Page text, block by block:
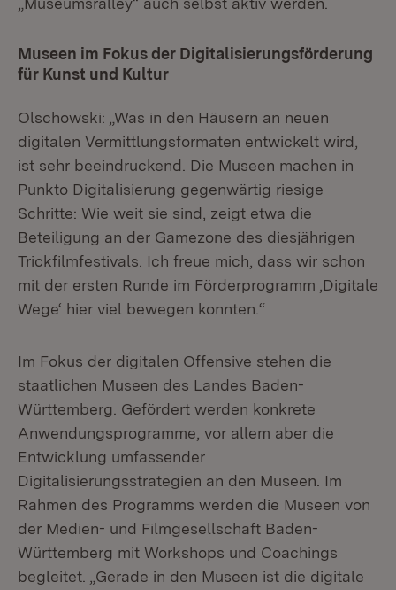
Museen im Fokus der Digitalisierungsförderung
für Kunst und Kultur
Olschowski: „Was in den Häusern an neuen
digitalen Vermittlungsformaten entwickelt wird,
ist sehr beeindruckend. Die Museen machen in
Punkto Digitalisierung gegenwärtig riesige
Schritte: Wie weit sie sind, zeigt etwa die
Beteiligung an der Gamezone des diesjährigen
Trickfilmfestivals. Ich freue mich, dass wir schon
mit der ersten Runde im Förderprogramm ‚Digitale
Wege‘ hier viel bewegen konnten.“
Im Fokus der digitalen Offensive stehen die
staatlichen Museen des Landes Baden-
Württemberg. Gefördert werden konkrete
Anwendungsprogramme, vor allem aber die
Entwicklung umfassender
Digitalisierungsstrategien an den Museen. Im
Rahmen des Programms werden die Museen von
der Medien- und Filmgesellschaft Baden-
Württemberg mit Workshops und Coachings
begleitet. „Gerade in den Museen ist die digitale